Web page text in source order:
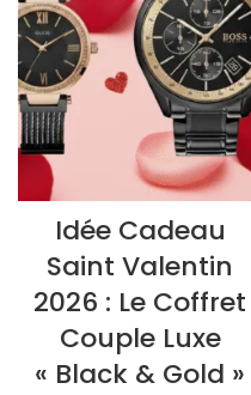
Idée Cadeau
Saint Valentin
2026 : Le Coffret
Couple Luxe
« Black & Gold »